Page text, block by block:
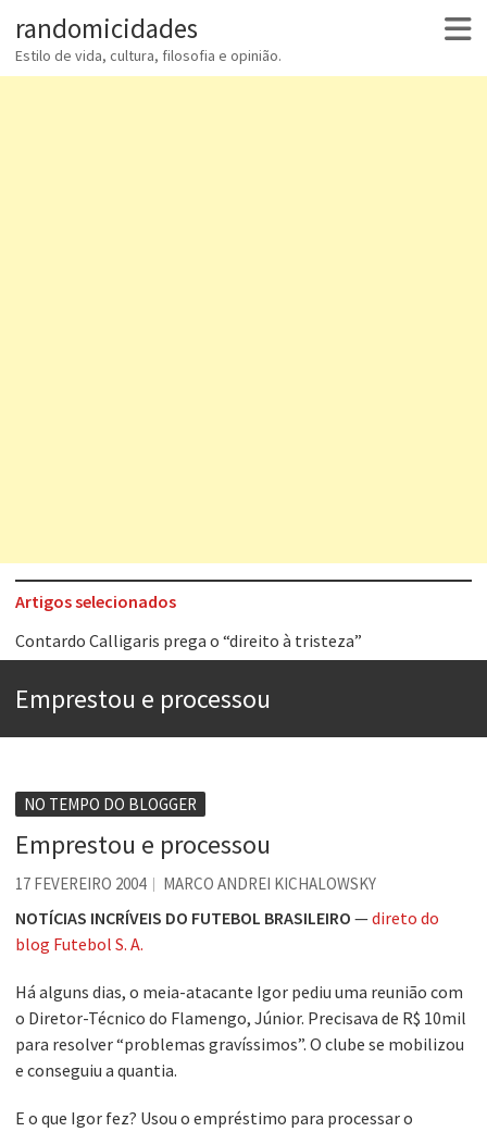
randomicidades
Estilo de vida, cultura, filosofia e opinião.
Artigos selecionados
Contardo Calligaris prega o “direito à tristeza”
Os causos de Jorge Luis Borges
Se queres salvar o mundo, o veganismo não é a resposta
Tem que filmar isso daí
A construção da urbanidade
Aprender a fracassar é o segredo do sucesso
Emprestou e processou
NO TEMPO DO BLOGGER
Emprestou e processou
17 FEVEREIRO 2004 MARCO ANDREI KICHALOWSKY
NOTÍCIAS INCRÍVEIS DO FUTEBOL BRASILEIRO —direto do
blog Futebol S. A.
Há alguns dias, o meia-atacante Igor pediu uma reunião com
o Diretor-Técnico do Flamengo, Júnior. Precisava de R$ 10mil
para resolver “problemas gravíssimos”. O clube se mobilizou
e conseguiu a quantia.
E o que Igor fez? Usou o empréstimo para processar o